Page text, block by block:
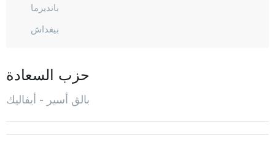
بانديرما
بيغداش
دورسون بيه
أرداميت
غوميش
حزب السعادة
بالق أسير - أيفاليك